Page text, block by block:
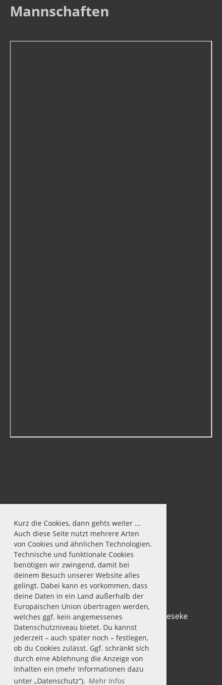
Kurz die Cookies, dann gehts weiter ...
Auch diese Seite nutzt mehrere Arten
von Cookies und ähnlichen Technologien.
Technische und funktionale Cookies
benötigen wir zwingend, damit bei
deinem Besuch unserer Website alles
gelingt. Dabei kann es vorkommen, dass
deine Daten in ein Land außerhalb der
Europäischen Union übertragen werden,
welches ggf. kein angemessenes
Datenschutzniveau bietet. Du kannst
jederzeit – auch später noch – festlegen,
ob du Cookies zulässt. Ggf. schränkt sich
durch eine Ablehnung die Anzeige von
Inhalten ein (mehr Informationen dazu
unter „Datenschutz“). Mehr Infos
Mannschaften
© Tennis-Club Rot-Weiß 1911 e.V. Geseke
Impressum